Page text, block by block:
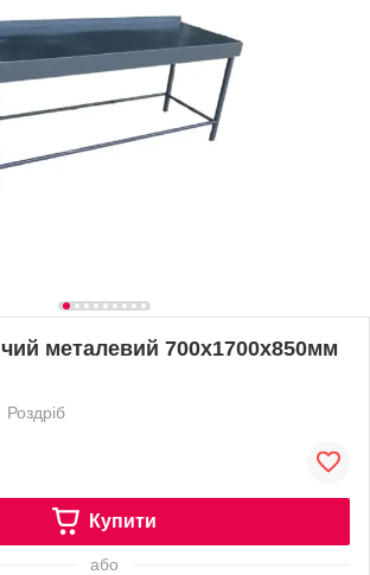
металевий 700х1700х850мм
Роздріб
Купити
або